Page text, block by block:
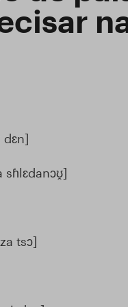
dɛn]
sɦlɛdanɔʊ̯]
tsɔ]